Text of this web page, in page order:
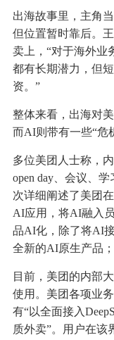
出海故事里，主角
但位置暂时靠后。
卖上，“对于海外业
都有长期潜力，但
资。”
整体来看，出海对
而AI则带有一些“危
多位美团人士称，
open day、会议、
次详细阐述了美团
AI应用，将AI融入
品AI化，除了将AI
全新的AI原生产品
目前，美团的内部
使用。美团各项业
有“以全面接入
质外卖”。用户在该